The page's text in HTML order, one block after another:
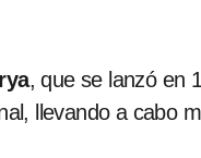
, que se lanzó en
llevando a cabo